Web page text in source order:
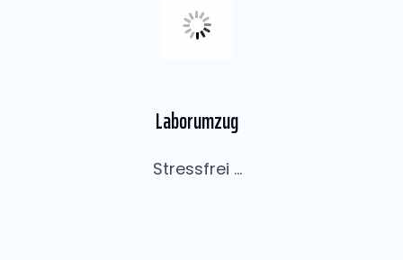
Laborumzug
Stressfrei ...